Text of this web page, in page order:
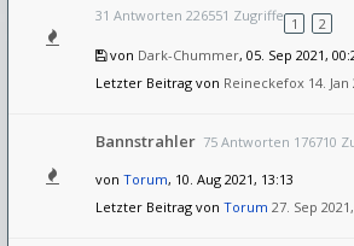
31 Antworten 226551 Zugriffe 1
2
von Dark-Chummer, 05. Sep 2021,
Letzter Beitrag von Reineckefox 14.
Bannstrahler 75 Antworten 176710
von Torum, 10. Aug 2021, 13:13
Letzter Beitrag von Torum 27. Sep